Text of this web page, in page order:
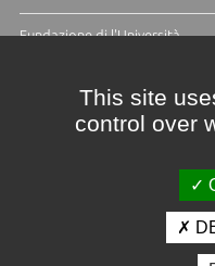
Fundazione di l'Università
Crédits et mentions légales
This site
control over